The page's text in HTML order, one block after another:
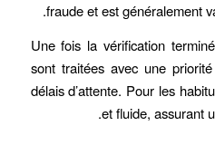
fraude et est généralement
Une fois la vérification
sont traitées avec une
délais d’attente. Pour les
et fluide, assurant